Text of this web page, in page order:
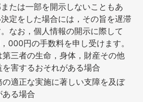
たは一部を開示しないこともあ
定をした場合には，その旨を遅滞
なお，個人情報の開示に際して
000円の手数料を申し受けます。
第三者の生命，身体，財産その他
害するおそれがある場合
の適正な実施に著しい支障を及ぼ
る場合